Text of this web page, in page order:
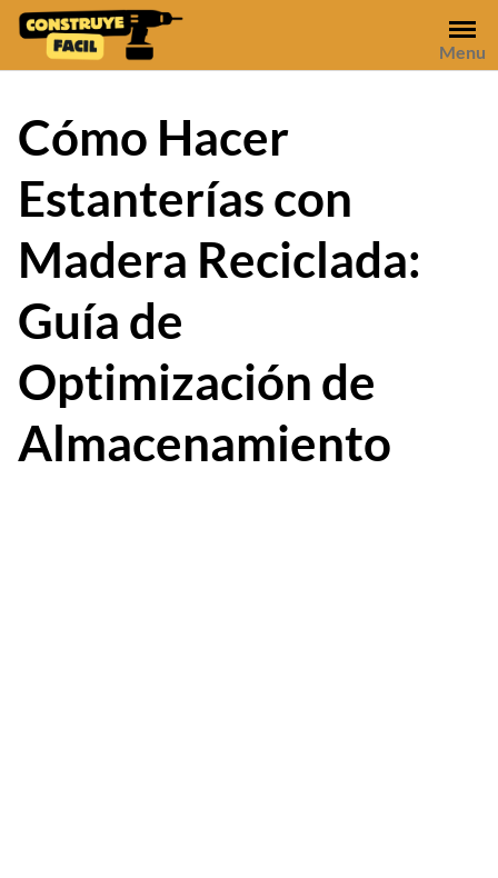
Skip
content
Menu
Cómo Hacer
Estanterías con
Madera Reciclada:
Guía de
Optimización de
Almacenamiento